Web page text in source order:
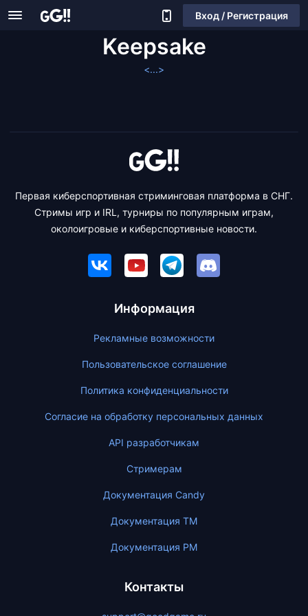
Вход / Регистрация
Keepsake
<...>
Первая киберспортивная стриминговая платформа в СНГ.
Стримы игр и IRL, турниры по популярным играм,
околоигровые и киберспортивные новости.
Информация
Рекламные возможности
Пользовательское соглашение
Политика конфиденциальности
Согласие на обработку персональных данных
API разработчикам
Стримерам
Документация Candy
Документация ТМ
Документация PM
Контакты